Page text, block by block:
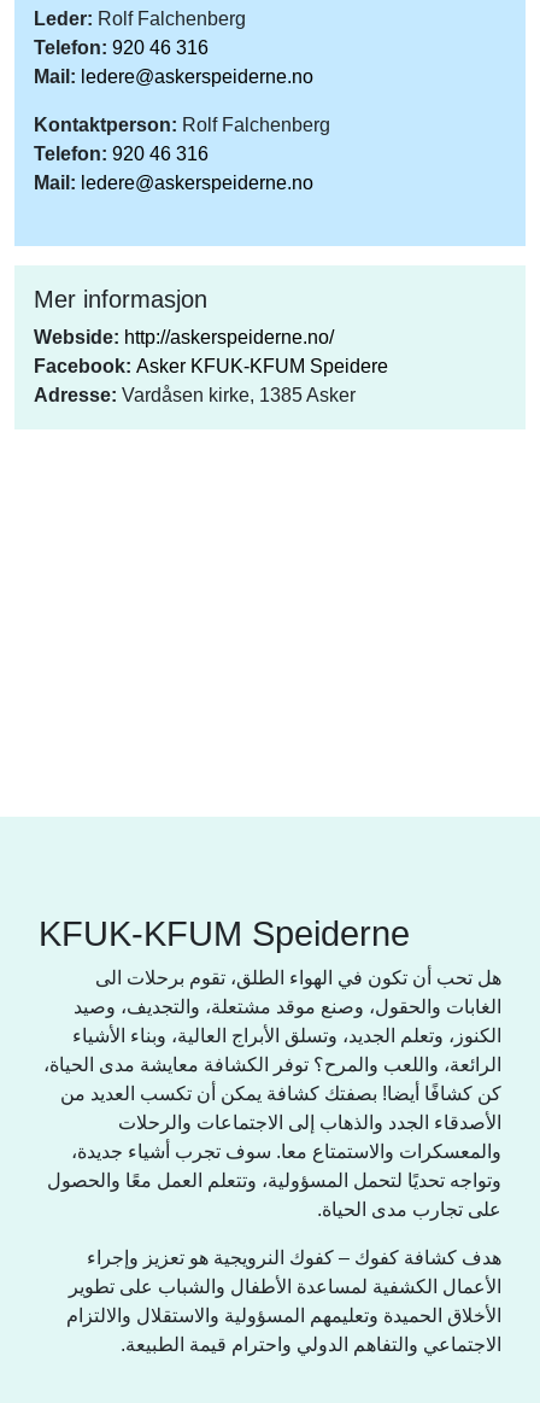
Leder: Rolf Falchenberg
Telefon: 920 46 316
Mail: ledere@askerspeiderne.no
Kontaktperson: Rolf Falchenberg
Telefon: 920 46 316
Mail: ledere@askerspeiderne.no
Mer informasjon
Webside: http://askerspeiderne.no/
Facebook: Asker KFUK-KFUM Speidere
Adresse: Vardåsen kirke, 1385 Asker
KFUK-KFUM Speiderne
هل تحب أن تكون في الهواء الطلق، تقوم برحلات الى
الغابات والحقول، وصنع موقد مشتعلة، والتجديف، وصيد
الكنوز، وتعلم الجديد، وتسلق الأبراج العالية، وبناء الأشياء
الرائعة، واللعب والمرح؟ توفر الكشافة معايشة مدى الحياة،
كن كشافًا أيضا! بصفتك كشافة يمكن أن تكسب العديد من
الأصدقاء الجدد والذهاب إلى الاجتماعات والرحلات
والمعسكرات والاستمتاع معا. سوف تجرب أشياء جديدة،
وتواجه تحديًا لتحمل المسؤولية، وتتعلم العمل معًا والحصول
على تجارب مدى الحياة.
هدف كشافة كفوك – كفوك النرويجية هو تعزيز وإجراء
الأعمال الكشفية لمساعدة الأطفال والشباب على تطوير
الأخلاق الحميدة وتعليمهم المسؤولية والاستقلال والالتزام
الاجتماعي والتفاهم الدولي واحترام قيمة الطبيعة.